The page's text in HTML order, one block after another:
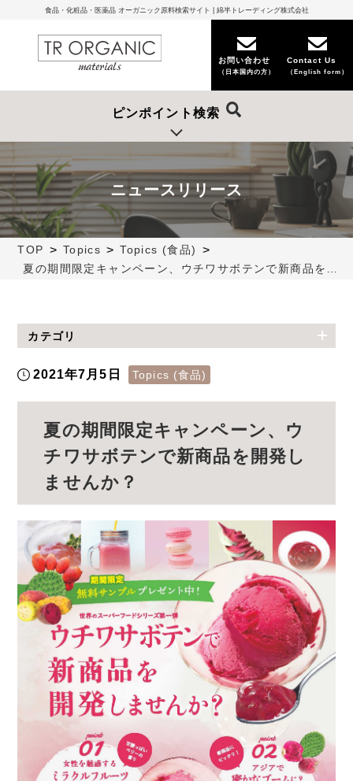
食品・化粧品・医薬品 オーガニック原料検索サイト | 綿半トレーディング株式会社
お問い合わせ
（日本国内の方）
Contact Us
（English form）
ピンポイント検索
ニュースリリース
TOP > Topics > Topics (食品) >
2021年7月5日 Topics (食品)
夏の期間限定キャンペーン、ウ
チワサボテンで新商品を開発し
ませんか？
カテゴリ